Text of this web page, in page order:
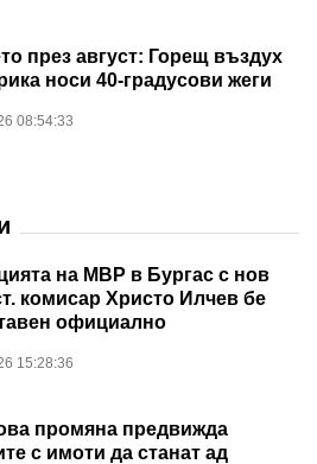
през август: Горещ въздух
носи 40-градусови жеги
08:54:33
на МВР в Бургас с нов
комисар Христо Илчев бе
официално
15:28:36
промяна предвижда
с имоти да станат ад